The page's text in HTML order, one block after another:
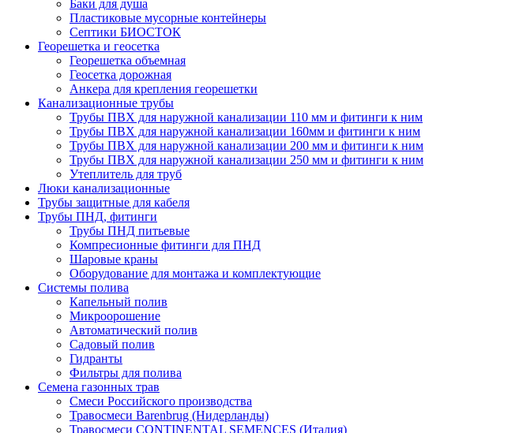
Баки для душа
Пластиковые мусорные контейнеры
Септики БИОСТОК
Георешетка и геосетка
Георешетка объемная
Геосетка дорожная
Анкера для крепления георешетки
Канализационные трубы
Трубы ПВХ для наружной канализации 110 мм и фитинги к ним
Трубы ПВХ для наружной канализации 160мм и фитинги к ним
Трубы ПВХ для наружной канализации 200 мм и фитинги к ним
Трубы ПВХ для наружной канализации 250 мм и фитинги к ним
Утеплитель для труб
Люки канализационные
Трубы защитные для кабеля
Трубы ПНД, фитинги
Трубы ПНД питьевые
Компресионные фитинги для ПНД
Шаровые краны
Оборудование для монтажа и комплектующие
Системы полива
Капельный полив
Микроорошение
Автоматический полив
Садовый полив
Гидранты
Фильтры для полива
Семена газонных трав
Смеси Российского производства
Травосмеси Barenbrug (Нидерланды)
Травосмеси CONTINENTAL SEMENCES (Италия)